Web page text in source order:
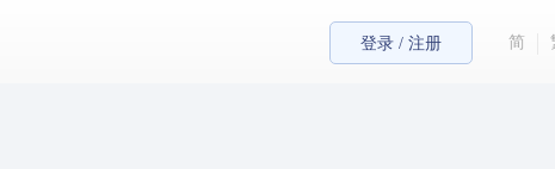
登录 / 注册 简